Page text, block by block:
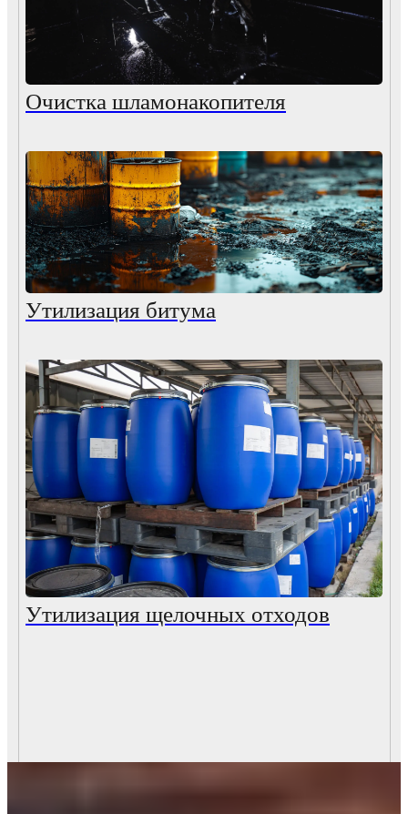
Очистка шламонакопителя
Утилизация битума
Утилизация щелочных отходов